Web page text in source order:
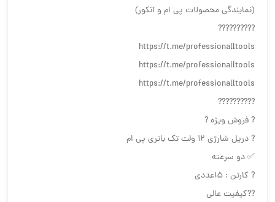
(نمایندگی محصولات پی ام و آنکور)
??????????
https://t.me/professionalltools
https://t.me/professionalltools
https://t.me/professionalltools
??????????
? فروش ویژه ?
? دریل شارژی ۱۲ ولت تک باتری پی ام
✅ دو سرعته
? کارتن : ۱۵عددی
??کیفیت عالی